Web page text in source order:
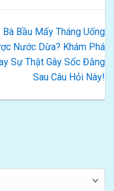
Bà Bầu Mấy Tháng Uống
Nước Dừa? Khám Phá
Sự Thật Gây Sốc Đằng
Sau Câu Hỏi Này!